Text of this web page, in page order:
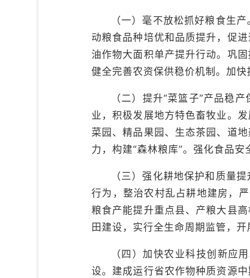
（一）毫不放松抓好粮食生
动粮食品种培优和品质提升，促
油作物大面积单产提升行动。巩
健全完善农资保供稳价机制。加
（二）提升“菜篮子”产品稳
业，积极发展地方特色畜牧业。
菜园、精品果园、生态茶园、道
力，构建“森林粮库”。强化食品安
（三）强化耕地保护和质量
行为，整治农村乱占耕地建房，
粮食产能提升重点县、产粮大县
田建设，实行全生命周期监管，
（四）加快农业科技创新应
设。建成运行省农作物种质资源